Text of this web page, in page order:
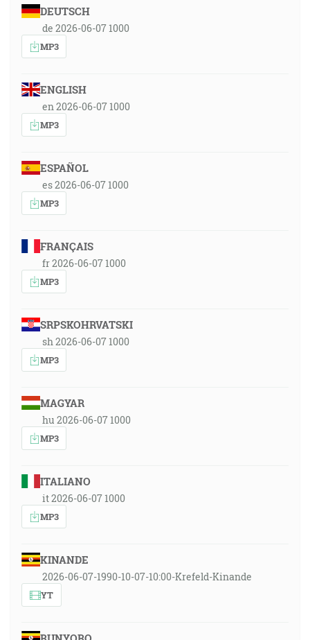
DEUTSCH
de 2026-06-07 1000
MP3
ENGLISH
en 2026-06-07 1000
MP3
ESPAÑOL
es 2026-06-07 1000
MP3
FRANÇAIS
fr 2026-06-07 1000
MP3
SRPSKOHRVATSKI
sh 2026-06-07 1000
MP3
MAGYAR
hu 2026-06-07 1000
MP3
ITALIANO
it 2026-06-07 1000
MP3
KINANDE
2026-06-07-1990-10-07-10:00-Krefeld-Kinande
YT